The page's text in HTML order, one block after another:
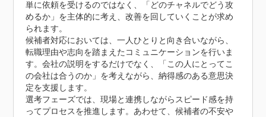
単に依頼を受けるのではなく、「どのチャネルでどう攻
めるか」を主体的に考え、改善を回していくことが求め
られます。
候補者対応においては、一人ひとりと向き合いながら、
転職理由や志向を踏まえたコミュニケーションを行いま
す。会社の説明をするだけでなく、「この人にとってこ
の会社は合うのか」を考えながら、納得感のある意思決
定を支援します。
選考フェーズでは、現場と連携しながらスピード感を持
ってプロセスを推進します。あわせて、候補者の不安や